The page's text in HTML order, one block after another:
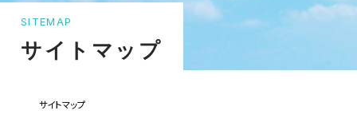
SITEMAP
サイトマップ
サイトマップ